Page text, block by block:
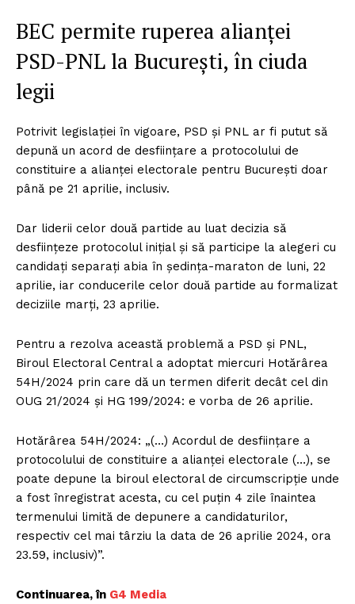
BEC permite ruperea alianței
PSD-PNL la București, în ciuda
legii
Potrivit legislației în vigoare, PSD și PNL ar fi putut să
depună un acord de desființare a protocolului de
constituire a alianței electorale pentru București doar
până pe 21 aprilie, inclusiv.
Dar liderii celor două partide au luat decizia să
desființeze protocolul inițial și să participe la alegeri cu
candidați separați abia în ședința-maraton de luni, 22
aprilie, iar conducerile celor două partide au formalizat
deciziile marți, 23 aprilie.
Pentru a rezolva această problemă a PSD și PNL,
Biroul Electoral Central a adoptat miercuri Hotărârea
54H/2024 prin care dă un termen diferit decât cel din
OUG 21/2024 și HG 199/2024: e vorba de 26 aprilie.
Hotărârea 54H/2024: „(…) Acordul de desfiinţare a
protocolului de constituire a alianţei electorale (…), se
poate depune la biroul electoral de circumscripţie unde
a fost înregistrat acesta, cu cel puţin 4 zile înaintea
termenului limită de depunere a candidaturilor,
respectiv cel mai târziu la data de 26 aprilie 2024, ora
23.59, inclusiv)”.
Continuarea, în G4 Media